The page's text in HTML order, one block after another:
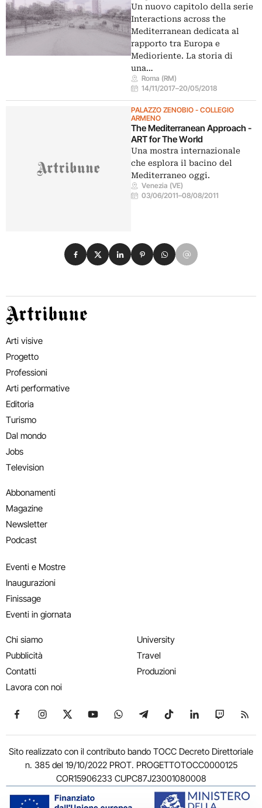
Un nuovo capitolo della serie
Interactions across the
Mediterranean dedicata al
rapporto tra Europa e
Medioriente. La storia di
una…
Roma (RM)
14/11/2017–20/05/2018
PALAZZO ZENOBIO - COLLEGIO
ARMENO
The Mediterranean Approach -
ART for The World
Una mostra internazionale
che esplora il bacino del
Mediterraneo oggi.
Venezia (VE)
03/06/2011–08/08/2011
Condividi su Facebook
Condividi su X
Condividi su LinkedIn
Condividi su Pinterest
Condividi su WhatsApp
Condividi su Email
Artribune
Arti visive
Progetto
Professioni
Arti performative
Editoria
Turismo
Dal mondo
Jobs
Television
Abbonamenti
Magazine
Newsletter
Podcast
Eventi e Mostre
Inaugurazioni
Finissage
Eventi in giornata
Chi siamo
Pubblicità
Contatti
Lavora con noi
University
Travel
Produzioni
Seguici su Facebook
Seguici su Instagram
Seguici su X
Seguici su YouTube
Seguici su WhatsApp
Seguici su Telegram
Seguici su TikTok
Seguici su
Seguici
Sito realizzato con il contributo bando TOCC Decreto Direttoriale
n. 385 del 19/10/2022 PROT. PROGETTOTOCC0000125
COR15906233 CUPC87J23001080008